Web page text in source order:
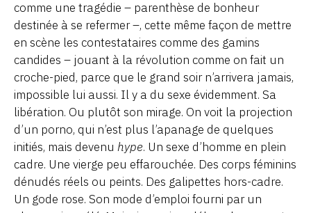
comme une tragédie – parenthèse de bonheur
destinée à se refermer –, cette même façon de mettre
en scène les contestataires comme des gamins
candides – jouant à la révolution comme on fait un
croche-pied, parce que le grand soir n’arrivera jamais,
impossible lui aussi. Il y a du sexe évidemment. Sa
libération. Ou plutôt son mirage. On voit la projection
d’un porno, qui n’est plus l’apanage de quelques
initiés, mais devenu hype. Un sexe d’homme en plein
cadre. Une vierge peu effarouchée. Des corps féminins
dénudés réels ou peints. Des galipettes hors-cadre.
Un gode rose. Son mode d’emploi fourni par un